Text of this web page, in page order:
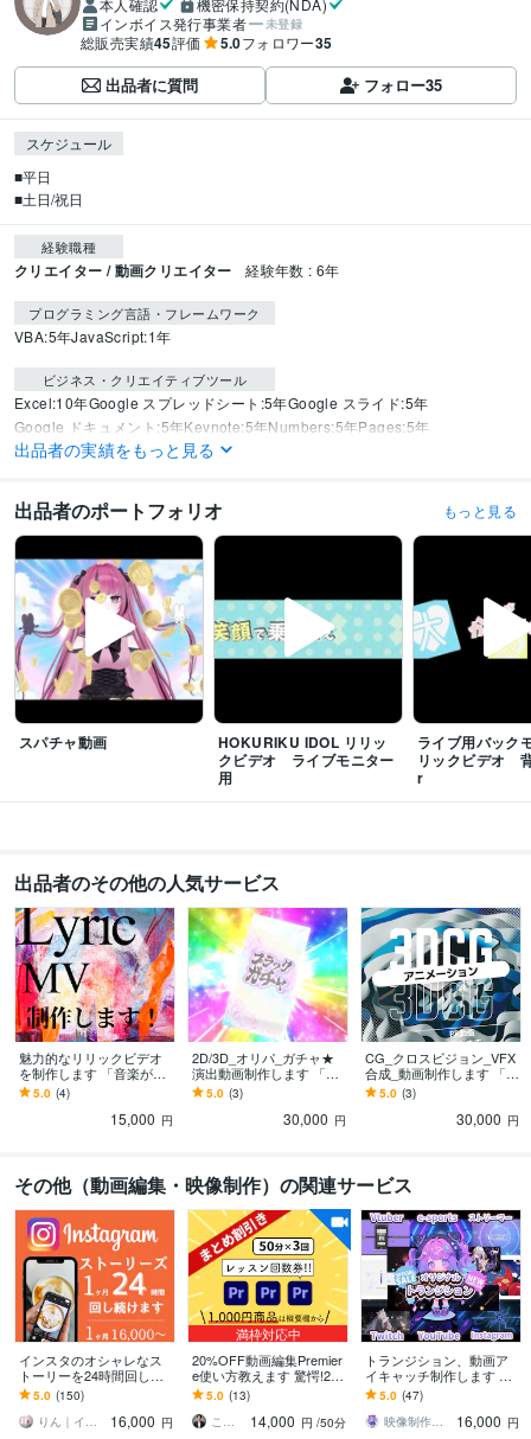
本人確認
機密保持契約(NDA)
インボイス発行事業者
未登録
総販売実績45評価 5.0フォロワー35
出品者に質問 フォロー35
スケジュール
■平日
■土日/祝日
経験職種
クリエイター / 動画クリエイター 経験年数 : 6年
プログラミング言語・フレームワーク
VBA:5年JavaScript:1年
ビジネス・クリエイティブツール
Excel:10年Google スプレッドシート:5年Google スライド:5年
Google ドキュメント:5年Keynote:5年Numbers:5年Pages:5年
PowerPoint:10年Word:10年Adobe Photoshop:6年
CLIP STUDIO PAINT:2年
CINEMA 4D:3年
Substance Painter:1年
得意分野
動画編集・映像制作 映像制作/Editar
出品者の実績をもっと見る
出品者のポートフォリオ もっと見る
スパチャ動画
HOKURIKU IDOL リリッ
クビデオ ライブモニター
用
ライブ用バック
リックビデオ
r
出品者のその他の人気サービス
魅力的なリリックビデオ
を制作します 「音楽が見
える、感じる、響く」
5.0 (4)
15,000 円
2D/3D_オリパ_ガチャ★
演出動画制作します 「回
せ！運命の一回、ガチャ
でファンとの絆を深めよ
5.0 (3)
30,000 円
CG_クロスビジョン_VFX
合成_動画制作します 「未
来の映像表現を、あなた
のビジネスに。」
5.0 (3)
30,000 円
その他（動画編集・映像制作）の関連サービス
インスタのオシャレなス
トーリーを24時間回しま
す 1ヶ月16,000円！1日2
回ストーリーズを【毎
日】アップ！
5.0 (150)
りん｜インスタお任せください❀
16,000 円
満枠対応中
20%OFF動画編集Premier
e使い方教えます 驚愕!2
0%OFF【プレミアプロ】
動画編集教室/教えて/操作
5.0 (13)
こうさん│映像×AI×SNS
14,000 円 /50分
トランジション、動画ア
イキャッチ制作します Vtu
ber、配信、YouTube、Twi
tch、ライブ配信
5.0 (47)
映像制作GOA
16,000 円